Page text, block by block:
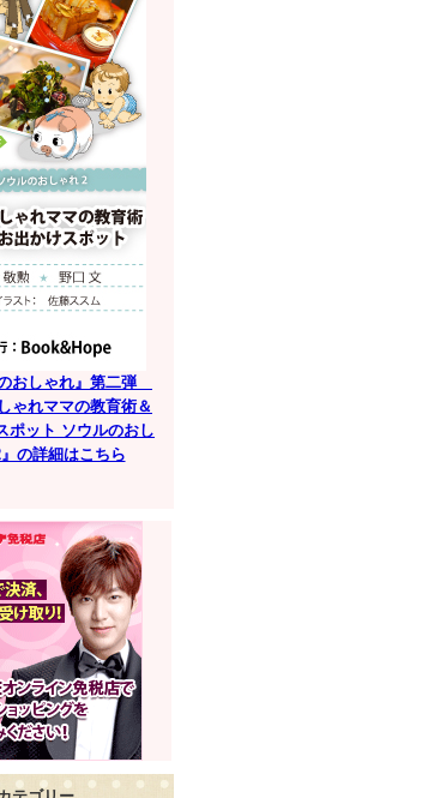
のおしゃれ』第二弾
ゃれママの教育術＆
ポット ソウルのおし
の詳細はこちら